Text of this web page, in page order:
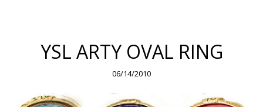
YSL ARTY OVAL RING
06/14/2010